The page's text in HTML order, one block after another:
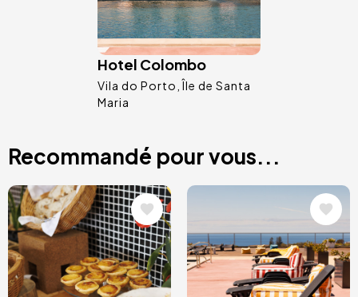
Hotel Colombo
Vila do Porto Île de Santa
Maria
Recommandé pour vous...
Image